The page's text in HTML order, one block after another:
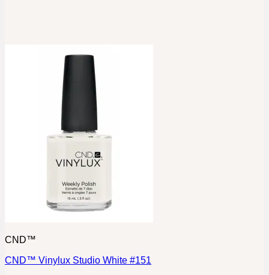
CND™
CND™ Vinylux Studio White #151